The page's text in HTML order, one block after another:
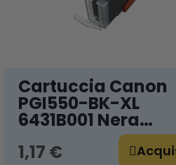
Cartuccia Canon
PGI550-BK-XL
6431B001 Nera
Compatibile
1,17 €